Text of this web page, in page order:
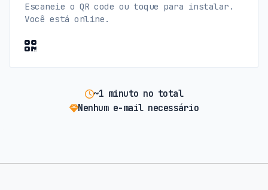
Escaneie o QR code ou toque para instalar.
Você está online.
~1 minuto no total
Nenhum e-mail necessário